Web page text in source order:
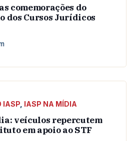
comemorações do
dos Cursos Jurídicos
IASP IASP NA MÍDIA
veículos repercutem
em apoio ao STF